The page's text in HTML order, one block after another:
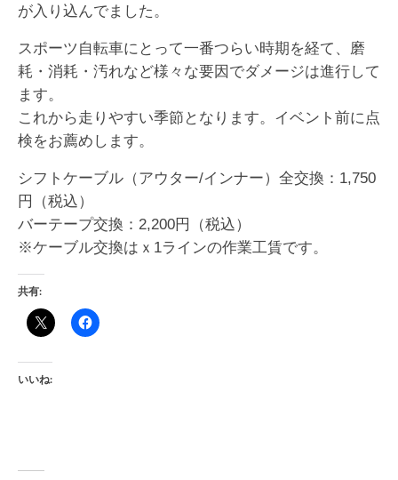
が入り込んでました。
スポーツ自転車にとって一番つらい時期を経て、磨
耗・消耗・汚れなど様々な要因でダメージは進行して
ます。
これから走りやすい季節となります。イベント前に点
検をお薦めします。
シフトケーブル（アウター/インナー）全交換：1,750
円（税込）
バーテープ交換：2,200円（税込）
※ケーブル交換はｘ1ラインの作業工賃です。
共有:
いいね: